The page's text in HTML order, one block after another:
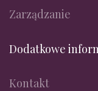
Zarządzanie
Dodatkowe
Kontakt